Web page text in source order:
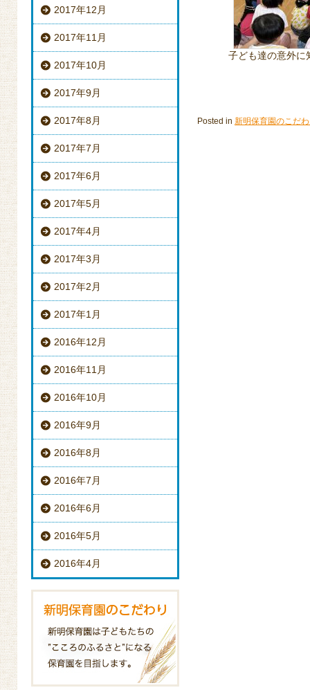
2017年12月
2017年11月
2017年10月
2017年9月
2017年8月
2017年7月
2017年6月
2017年5月
2017年4月
2017年3月
2017年2月
2017年1月
2016年12月
2016年11月
2016年10月
2016年9月
2016年8月
2016年7月
2016年6月
2016年5月
2016年4月
子ども達の意外に
Posted in 新明保育園のこだ